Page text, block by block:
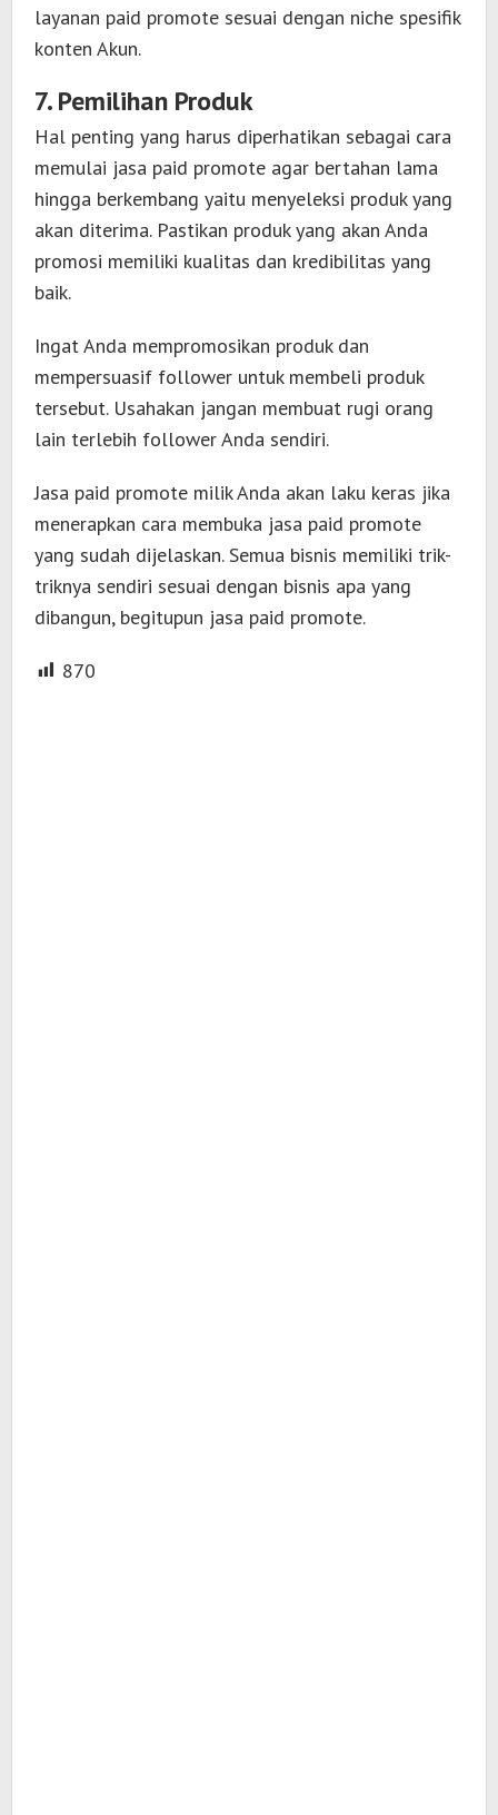
layanan paid promote sesuai dengan niche spesifik
konten Akun.
7. Pemilihan Produk
Hal penting yang harus diperhatikan sebagai cara
memulai jasa paid promote agar bertahan lama
hingga berkembang yaitu menyeleksi produk yang
akan diterima. Pastikan produk yang akan Anda
promosi memiliki kualitas dan kredibilitas yang
baik.
Ingat Anda mempromosikan produk dan
mempersuasif follower untuk membeli produk
tersebut. Usahakan jangan membuat rugi orang
lain terlebih follower Anda sendiri.
Jasa paid promote milik Anda akan laku keras jika
menerapkan cara membuka jasa paid promote
yang sudah dijelaskan. Semua bisnis memiliki trik-
triknya sendiri sesuai dengan bisnis apa yang
dibangun, begitupun jasa paid promote.
870